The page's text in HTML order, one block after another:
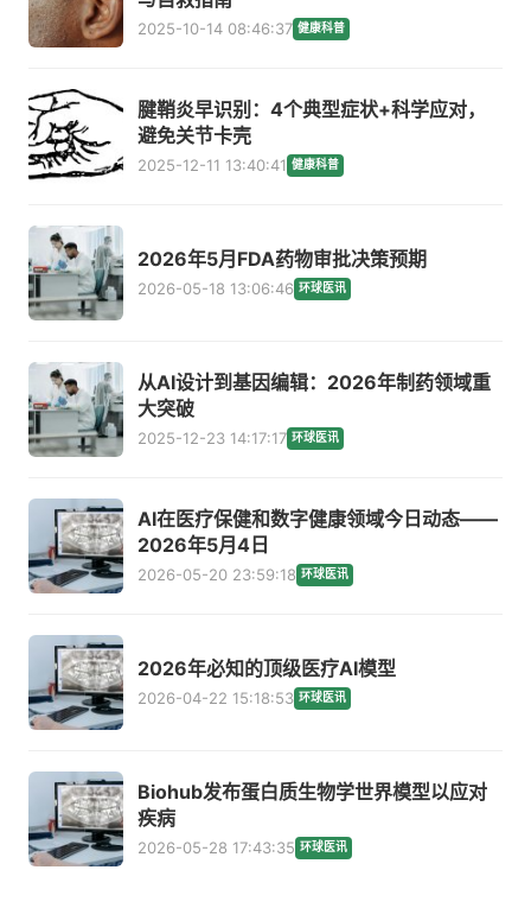
2025-10-14 08:46:37 健康科普
腱鞘炎早识别：4个典型症状+科学应对，
避免关节卡壳
2025-12-11 13:40:41 健康科普
2026年5月FDA药物审批决策预期
2026-05-18 13:06:46 环球医讯
从AI设计到基因编辑：2026年制药领域重
大突破
2025-12-23 14:17:17 环球医讯
AI在医疗保健和数字健康领域今日动态——
2026年5月4日
2026-05-20 23:59:18 环球医讯
2026年必知的顶级医疗AI模型
2026-04-22 15:18:53 环球医讯
Biohub发布蛋白质生物学世界模型以应对
疾病
2026-05-28 17:43:35 环球医讯